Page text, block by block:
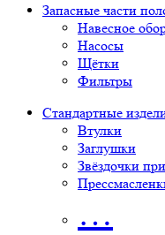
Запасные части
Навесное
Насосы
Щётки
Фильтры
Стандартные
Втулки
Заглушки
Звёздочки
…